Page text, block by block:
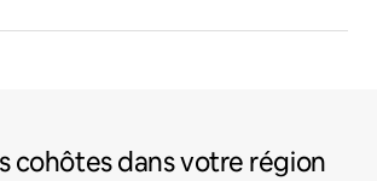
cohôtes dans votre région